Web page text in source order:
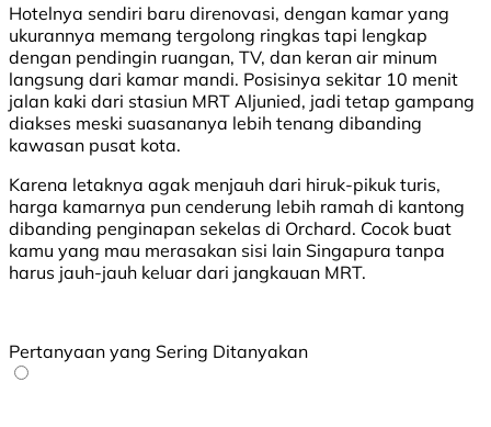
Hotelnya sendiri baru direnovasi, dengan kamar yang
ukurannya memang tergolong ringkas tapi lengkap
dengan pendingin ruangan, TV, dan keran air minum
langsung dari kamar mandi. Posisinya sekitar 10 menit
jalan kaki dari stasiun MRT Aljunied, jadi tetap gampang
diakses meski suasananya lebih tenang dibanding
kawasan pusat kota.
Karena letaknya agak menjauh dari hiruk-pikuk turis,
harga kamarnya pun cenderung lebih ramah di kantong
dibanding penginapan sekelas di Orchard. Cocok buat
kamu yang mau merasakan sisi lain Singapura tanpa
harus jauh-jauh keluar dari jangkauan MRT.
Pertanyaan yang Sering Ditanyakan